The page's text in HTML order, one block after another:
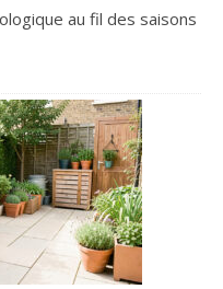
au fil des saisons